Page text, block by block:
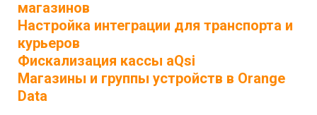
магазинов
Настройка интеграции для транспорта и
курьеров
Фискализация кассы aQsi
Магазины и группы устройств в Orange
Data